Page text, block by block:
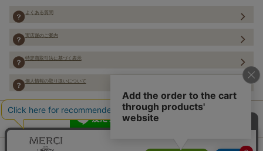
よくある質問
実店舗のご案内
特定商取引法に基づく表示
個人情報の取り扱いについて